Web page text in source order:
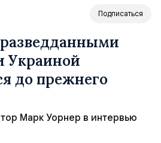
...
Подписаться
до прежнего
Марк Уорнер в интервью